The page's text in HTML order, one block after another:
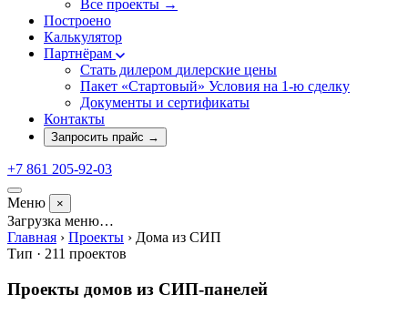
Все проекты →
Построено
Калькулятор
Партнёрам
Стать дилером дилерские цены
Пакет «Стартовый» Условия на 1-ю сделку
Документы и сертификаты
Контакты
Запросить прайс →
+7 861 205-92-03
Меню ×
Загрузка меню…
Главная › Проекты › Дома из СИП
Тип · 211 проектов
Проекты домов из СИП-панелей